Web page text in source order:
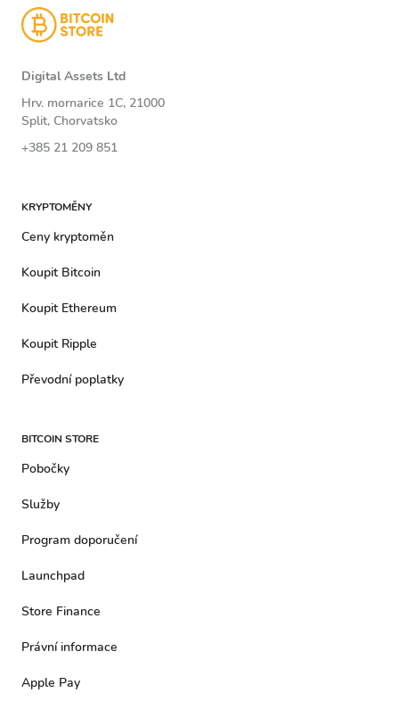
Digital Assets Ltd
Hrv. mornarice 1C, 21000
Split, Chorvatsko
+385 21 209 851
KRYPTOMĚNY
Ceny kryptoměn
Koupit Bitcoin
Koupit Ethereum
Koupit Ripple
Převodní poplatky
BITCOIN STORE
Pobočky
Služby
Program doporučení
Launchpad
Store Finance
Právní informace
Apple Pay